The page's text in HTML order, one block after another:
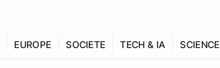
EUROPE SOCIETE TECH & IA SCIENCE